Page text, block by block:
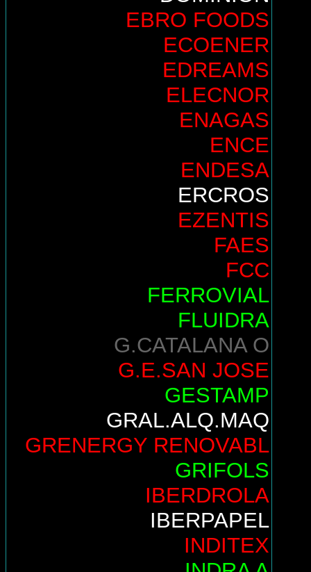
EBRO FOODS
ECOENER
EDREAMS
ELECNOR
ENAGAS
ENCE
ENDESA
ERCROS
EZENTIS
FAES
FCC
FERROVIAL
FLUIDRA
G.CATALANA O
G.E.SAN JOSE
GESTAMP
GRAL.ALQ.MAQ
GRENERGY RENOVABL
GRIFOLS
IBERDROLA
IBERPAPEL
INDITEX